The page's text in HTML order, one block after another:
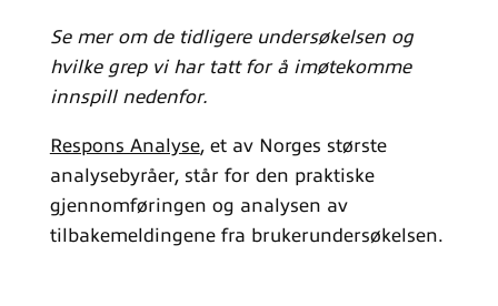
Se mer om de tidligere undersøkelsen og
hvilke grep vi har tatt for å imøtekomme
innspill nedenfor.
Respons Analyse, et av Norges største
analysebyråer, står for den praktiske
gjennomføringen og analysen av
tilbakemeldingene fra brukerundersøkelsen.